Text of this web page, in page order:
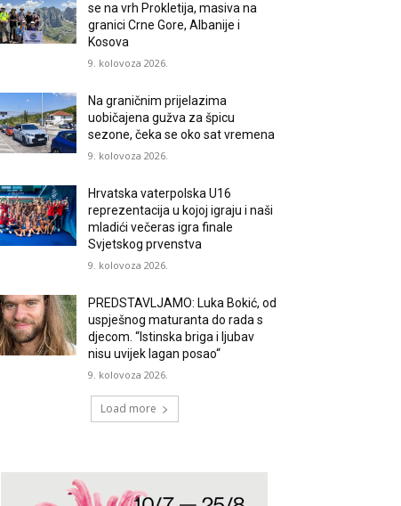
se na vrh Prokletija, masiva na
granici Crne Gore, Albanije i
Kosova
9. kolovoza 2026.
Na graničnim prijelazima
uobičajena gužva za špicu
sezone, čeka se oko sat vremena
9. kolovoza 2026.
Hrvatska vaterpolska U16
reprezentacija u kojoj igraju i naši
mladići večeras igra finale
Svjetskog prvenstva
9. kolovoza 2026.
PREDSTAVLJAMO: Luka Bokić, od
uspješnog maturanta do rada s
djecom. “Istinska briga i ljubav
nisu uvijek lagan posao“
9. kolovoza 2026.
Load more